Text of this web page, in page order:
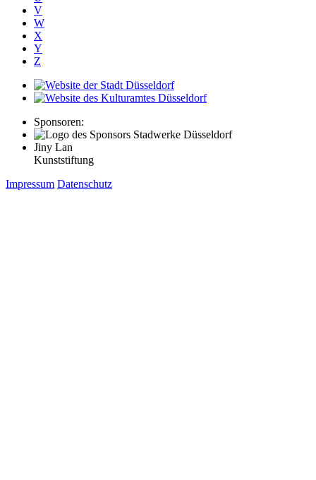
V
W
X
Y
Z
Sponsoren:
Jiny Lan
Kunststiftung
Impressum Datenschutz